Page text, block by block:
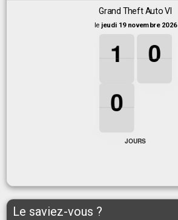
Grand Theft Auto VI
le jeudi 19 novembre 2026
1
1
1
1 0
0
0
0
0
0
0
0
JOURS
Le saviez-vous ?